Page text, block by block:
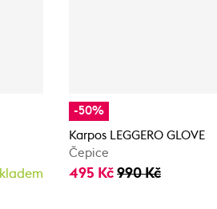
-50%
Karpos LEGGERO GLOVE
Čepice
495 Kč 990 Kč